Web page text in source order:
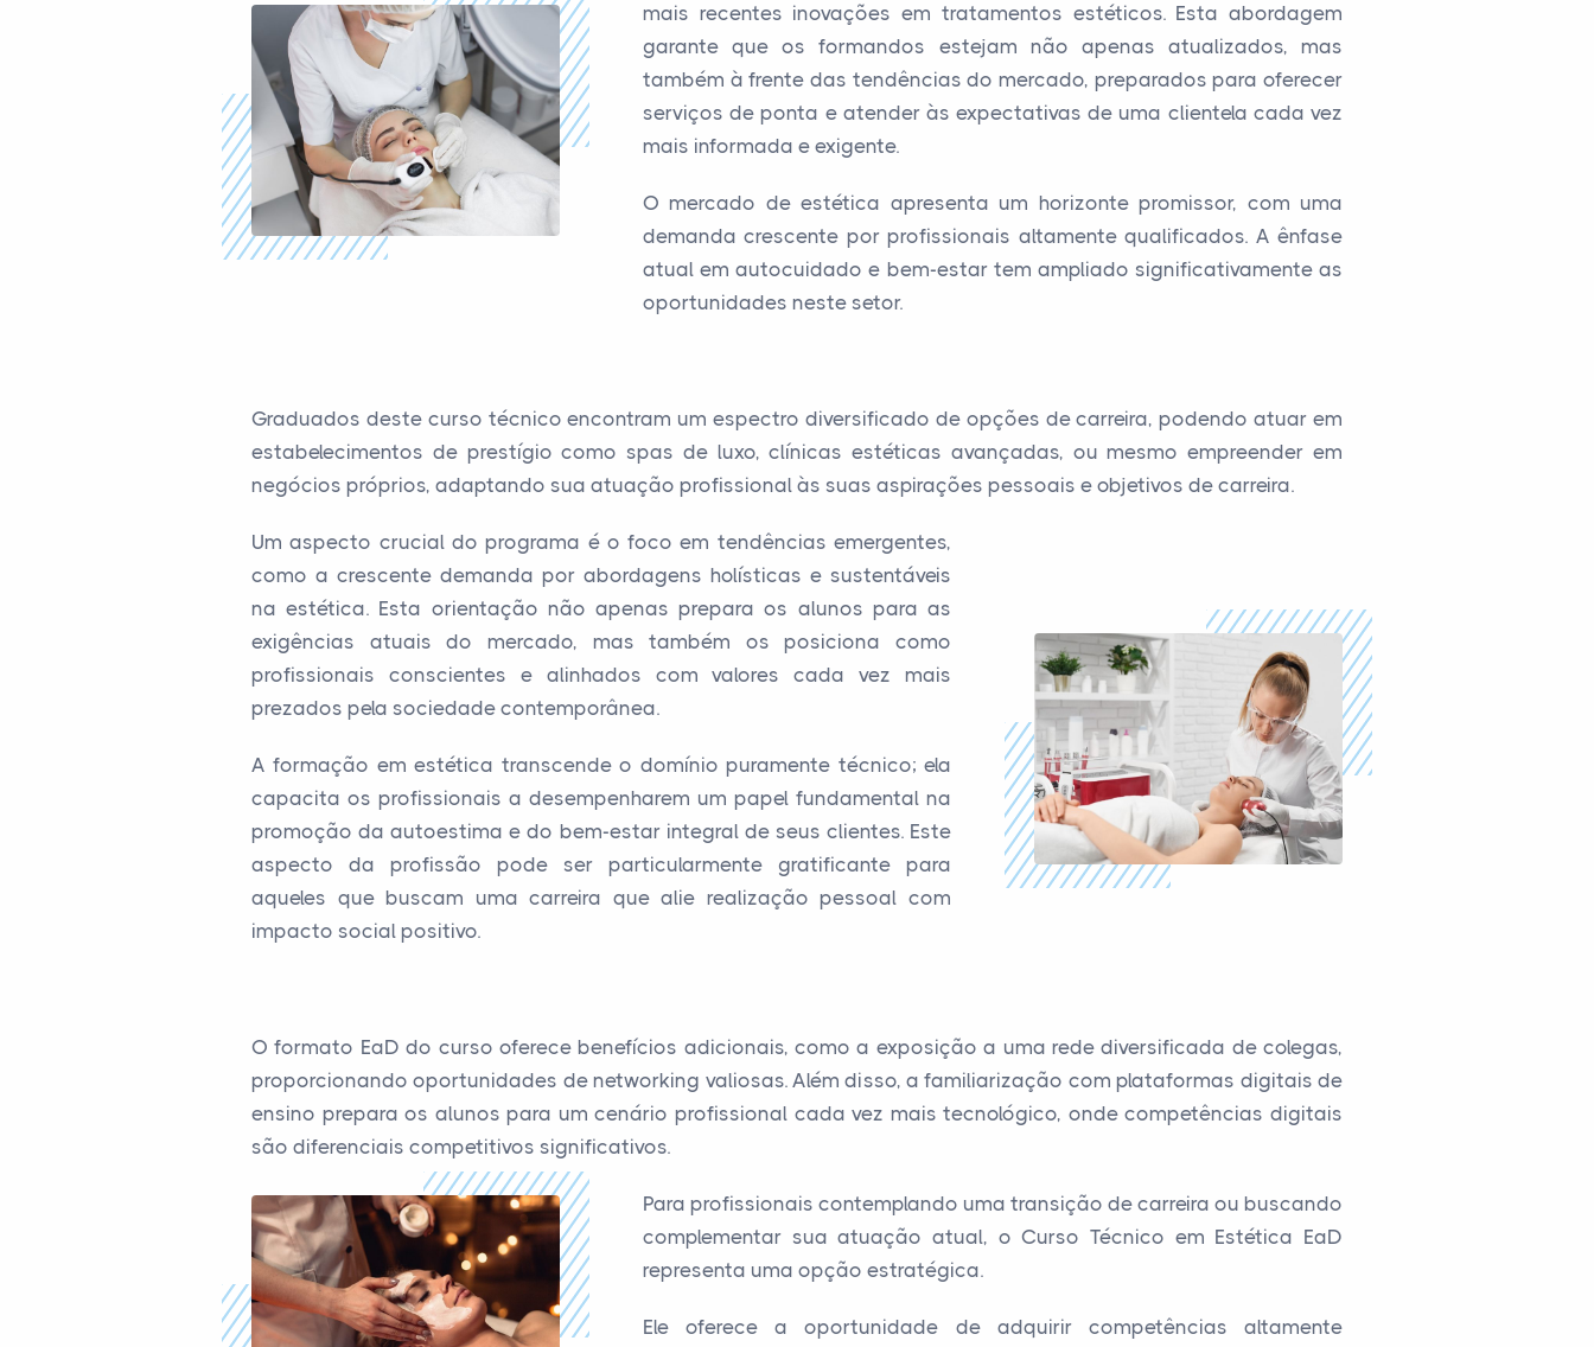
mais recentes inovações em tratamentos estéticos. Esta abordagem
garante que os formandos estejam não apenas atualizados, mas
também à frente das tendências do mercado, preparados para oferecer
serviços de ponta e atender às expectativas de uma clientela cada vez
mais informada e exigente.
O mercado de estética apresenta um horizonte promissor, com uma
demanda crescente por profissionais altamente qualificados. A ênfase
atual em autocuidado e bem-estar tem ampliado significativamente as
oportunidades neste setor.
Graduados deste curso técnico encontram um espectro diversificado de opções de carreira, podendo atuar em
estabelecimentos de prestígio como spas de luxo, clínicas estéticas avançadas, ou mesmo empreender em
negócios próprios, adaptando sua atuação profissional às suas aspirações pessoais e objetivos de carreira.
Um aspecto crucial do programa é o foco em tendências emergentes,
como a crescente demanda por abordagens holísticas e sustentáveis
na estética. Esta orientação não apenas prepara os alunos para as
exigências atuais do mercado, mas também os posiciona como
profissionais conscientes e alinhados com valores cada vez mais
prezados pela sociedade contemporânea.
A formação em estética transcende o domínio puramente técnico; ela
capacita os profissionais a desempenharem um papel fundamental na
promoção da autoestima e do bem-estar integral de seus clientes. Este
aspecto da profissão pode ser particularmente gratificante para
aqueles que buscam uma carreira que alie realização pessoal com
impacto social positivo.
O formato EaD do curso oferece benefícios adicionais, como a exposição a uma rede diversificada de colegas,
proporcionando oportunidades de networking valiosas. Além disso, a familiarização com plataformas digitais de
ensino prepara os alunos para um cenário profissional cada vez mais tecnológico, onde competências digitais
são diferenciais competitivos significativos.
Para profissionais contemplando uma transição de carreira ou buscando
complementar sua atuação atual, o Curso Técnico em Estética EaD
representa uma opção estratégica.
Ele oferece a oportunidade de adquirir competências altamente